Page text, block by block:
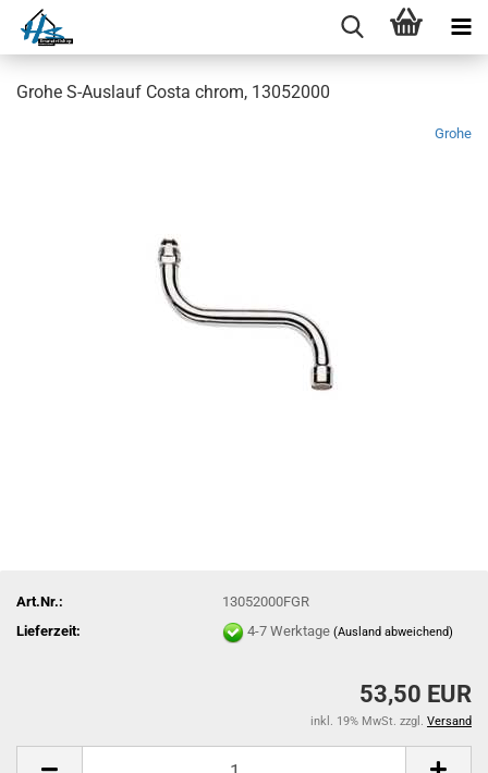
Grohe S-Auslauf Costa chrom, 13052000
Grohe
Art.Nr.:
13052000FGR
Lieferzeit:
4-7 Werktage(Ausland abweichend)
53,50 EUR
inkl. 19% MwSt. zzgl. Versand